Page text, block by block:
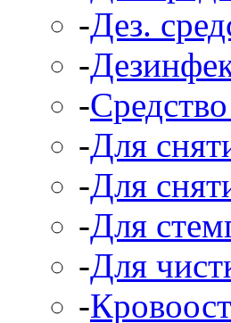
-Дез.
-
-
-Для
-Для
-Для
-Для
-